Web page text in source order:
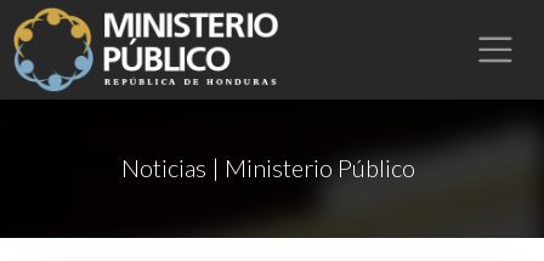
Noticias | Ministerio Público